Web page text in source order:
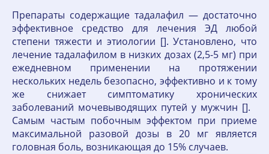
Препараты содержащие тадалафил — достаточно
эффективное средство для лечения ЭД любой
степени тяжести и этиологии []. Установлено, что
лечение тадалафилом в низких дозах (2,5-5 мг) при
ежедневном применении на протяжении
нескольких недель безопасно, эффективно и к тому
же снижает симптоматику хронических
заболеваний мочевыводящих путей у мужчин [].
Самым частым побочным эффектом при приеме
максимальной разовой дозы в 20 мг является
головная боль, возникающая до 15% случаев.